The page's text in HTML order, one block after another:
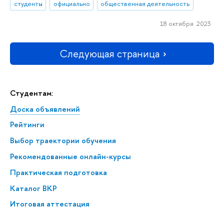
Студентам:
Доска объявлений
Рейтинги
Выбор траектории обучения
Рекомендованные онлайн-курсы
Практическая подготовка
Каталог ВКР
Итоговая аттестация
студенты официально общественная деятельность
18 октября 2023
Следующая страница